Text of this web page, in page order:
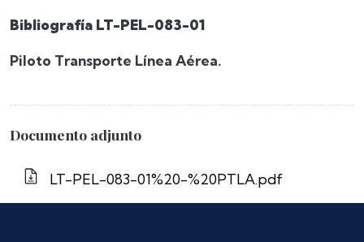
Bibliografía LT-PEL-083-01
Piloto Transporte Línea Aérea.
Documento adjunto
LT-PEL-083-01%20-%20PTLA.pdf